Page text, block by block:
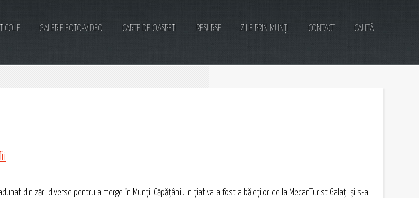
GALERIE FOTO-VIDEO CARTE DE OASPETI RESURSE ZILE PRIN MUNȚI CONTACT CAUTĂ
din zări diverse pentru a merge în Munţii Căpăţânii. Iniţiativa a fost a băieţilor de la MecanTurist Galaţi şi s-a